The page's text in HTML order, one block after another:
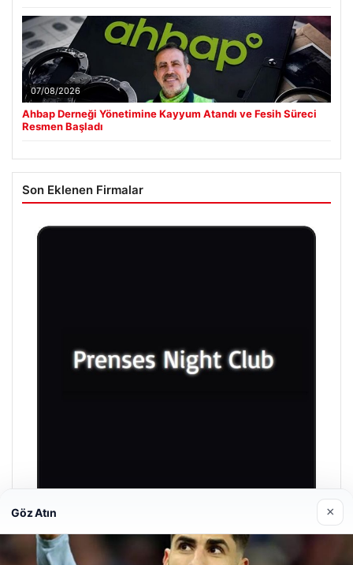
07/08/2026
Ahbap Derneği Yönetimine Kayyum Atandı ve Fesih Süreci
Resmen Başladı
Son Eklenen Firmalar
Prenses Night Club
29/04/2026
Göz Atın ×